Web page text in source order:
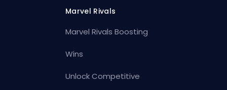
Marvel Rivals
Marvel Rivals Boosting
Wins
Unlock Competitive